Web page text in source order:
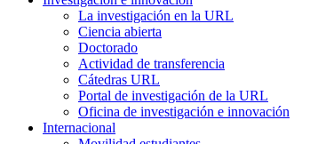
La investigación en la URL
Ciencia abierta
Doctorado
Actividad de transferencia
Cátedras URL
Portal de investigación de la URL
Oficina de investigación e innovación
Internacional